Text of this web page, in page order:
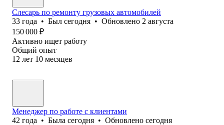
Слесарь по ремонту грузовых автомобилей
33 года • Был сегодня • Обновлено 2 августа
150 000 ₽
Активно ищет работу
Общий опыт
12 лет 10 месяцев
Менеджер по работе с клиентами
42 года • Была сегодня • Обновлено сегодня